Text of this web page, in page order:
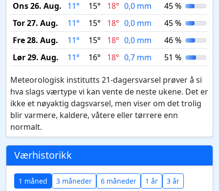
Ons 26. Aug.
11° 15° 18° 0,0 mm
45 %
Tor 27. Aug.
11° 15° 18° 0,0 mm
45 %
Fre 28. Aug.
11° 15° 18° 0,0 mm
46 %
Lør 29. Aug.
11° 16° 18° 0,7 mm 51 %
Meteorologisk institutts 21-dagersvarsel prøver å si
hva slags værtype vi kan vente de neste ukene. Det er
ikke et nøyaktig dagsvarsel, men viser om det trolig
blir varmere, kaldere, våtere eller tørrere enn
normalt.
Værhistorikk
1 måned 3 måneder 6 måneder 1 år 3 år